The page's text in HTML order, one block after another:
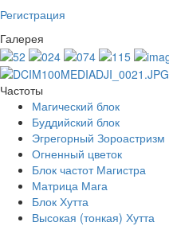
Регистрация
Галерея
Частоты
Магический блок
Буддийский блок
Эгрегорный Зороастризм
Огненный цветок
Блок частот Магистра
Матрица Мага
Блок Хутта
Высокая (тонкая) Хутта